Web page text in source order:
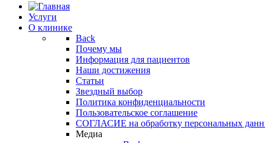
Услуги
О клинике
Back
Почему мы
Информация для пациентов
Наши достижения
Статьи
Звездный выбор
Политика конфиденциальности
Пользовательское соглашение
СОГЛАСИЕ на обработку персональных
Медиа